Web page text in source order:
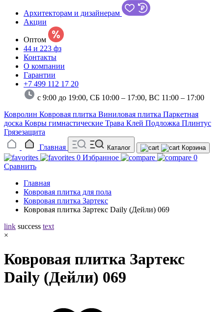
Архитекторам и дизайнерам
Акции
Оптом
44 и 223 фз
Контакты
О компании
Гарантии
+7 499 112 17 20
с 9:00 до 19:00, СБ 10:00 – 17:00, ВС 11:00 – 17:00
Ковролин Ковровая плитка Виниловая плитка Паркетная
доска Ковры гимнастические Трава Клей Подложка Плинтус
Грязезащита
Главная
Каталог Корзина
0 Избранное
0
Сравнить
Главная
Ковровая плитка для пола
Ковровая плитка Зартекс
Ковровая плитка Зартекс Daily (Дейли) 069
link success text
×
Ковровая плитка Зартекс
Daily (Дейли) 069